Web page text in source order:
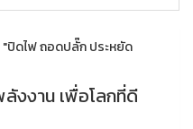
ปิดไฟ ถอดปลั๊ก ประหยัด
งงาน เพื่อโลกที่ดี